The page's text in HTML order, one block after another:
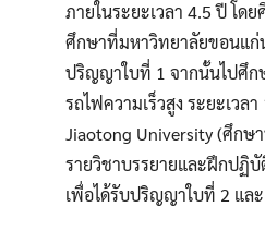
ภายในระยะเวลา 4.5 ปี โด
ศึกษาที่มหาวิทยาลัยขอนแก่
ปริญญาใบที่ 1 จากนั้นไปศึก
รถไฟความเร็วสูง ระยะเวล
Jiaotong University (ศึกษ
รายวิชาบรรยายและฝึกปฏิ
เพื่อได้รับปริญญาใบที่ 2 แล